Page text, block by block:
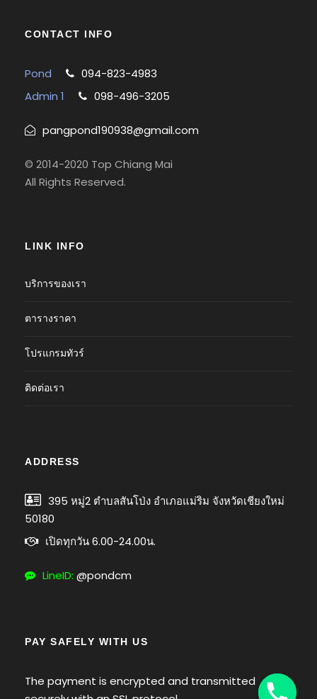
CONTACT INFO
Pond
094-823-4983
Admin 1
098-496-3205
pangpond190938@gmail.com
© 2014-2020 Top Chiang Mai
All Rights Reserved.
LINK INFO
บริการของเรา
ตารางราคา
โปรแกรมทัวร์
ติดต่อเรา
ADDRESS
395 หมู่2 ตำบลสันโป่ง อำเภอแม่ริม จังหวัดเชียงใหม่
50180
เปิดทุกวัน 6.00-24.00น.
LineID: @pondcm
PAY SAFELY WITH US
The payment is encrypted and transmitted
Y